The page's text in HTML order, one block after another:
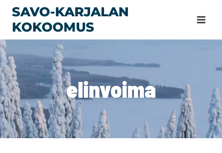
Siirry
sisältöön
SAVO-KARJALAN
KOKOOMUS
elinvoima